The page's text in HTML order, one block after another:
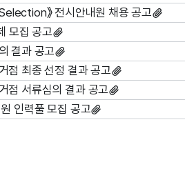
》 전시안내원 채용 공고
모집 공고
결과 공고
점 최종 선정 결과 공고
점 서류심의 결과 공고
인력풀 모집 공고